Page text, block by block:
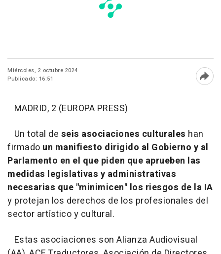
Miércoles, 2 octubre 2024
Publicado: 16:51
MADRID, 2 (EUROPA PRESS)
Un total de seis asociaciones culturales han
firmado un manifiesto dirigido al Gobierno y al
Parlamento en el que piden que aprueben las
medidas legislativas y administrativas
necesarias que "minimicen" los riesgos de la IA
y protejan los derechos de los profesionales del
sector artístico y cultural.
Estas asociaciones son Alianza Audiovisual